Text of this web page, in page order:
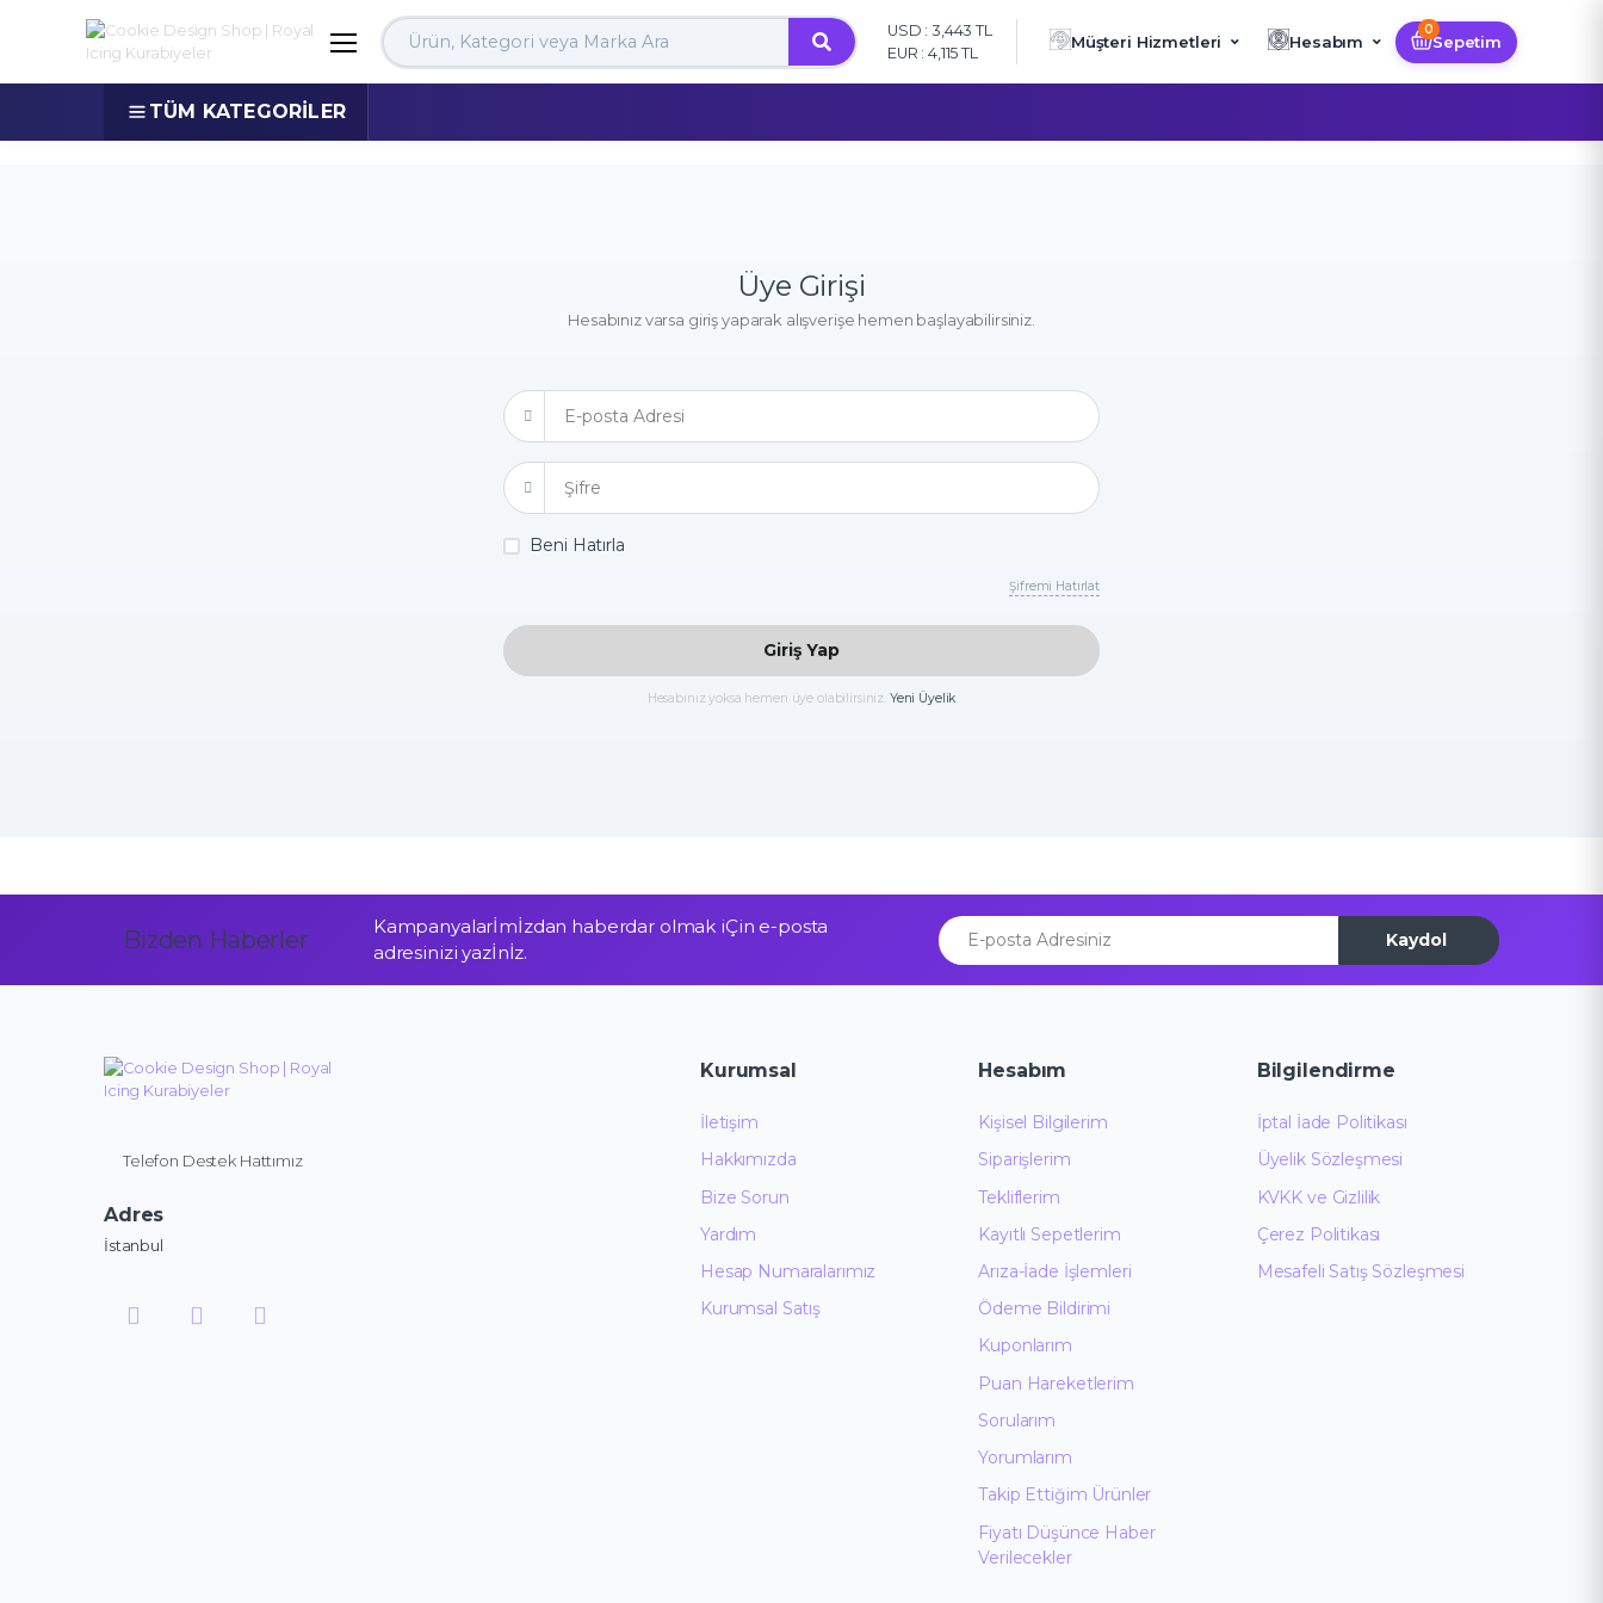
Search
USD : 3,443 TL
EUR : 4,115 TL
Müşteri Hizmetleri Hesabım
0
Sepetim
TÜM KATEGORİLER
Üye Girişi
Hesabınız varsa giriş yaparak alışverişe hemen başlayabilirsiniz.
Beni Hatırla
Şifremi Hatırlat
Giriş Yap
Hesabınız yoksa hemen üye olabilirsiniz. Yeni Üyelik
Bizden Haberler
Kampanyalarİmİzdan haberdar olmak iÇin e-posta
adresinizi yazİnİz.
E-posta Adresiniz
Kaydol
Telefon Destek Hattımız
Adres
İstanbul
Kurumsal
İletişim
Hakkımızda
Bize Sorun
Yardım
Hesap Numaralarımız
Kurumsal Satış
Hesabım
Kişisel Bilgilerim
Siparişlerim
Tekliflerim
Kayıtlı Sepetlerim
Arıza-İade İşlemleri
Ödeme Bildirimi
Kuponlarım
Puan Hareketlerim
Sorularım
Yorumlarım
Takip Ettiğim Ürünler
Fiyatı Düşünce Haber
Verilecekler
Bilgilendirme
İptal İade Politikası
Üyelik Sözleşmesi
KVKK ve Gizlilik
Çerez Politikası
Mesafeli Satış Sözleşmesi